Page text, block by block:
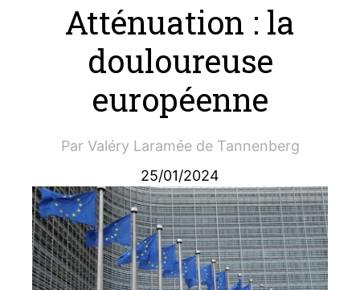
Atténuation : la
douloureuse
européenne
Par Valéry Laramée de Tannenberg
25/01/2024